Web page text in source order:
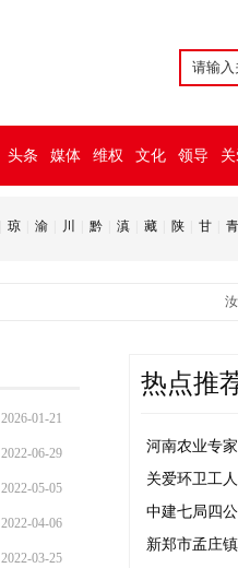
头条 媒体 维权 文化 领导
琼 渝 川 黔 滇 藏 陕 甘 青
汝
2026-01-21
2022-06-29
2022-05-05
2022-04-06
2022-03-25
热点推
河南农业专
关爱环卫工
中建七局四
新郑市孟庄